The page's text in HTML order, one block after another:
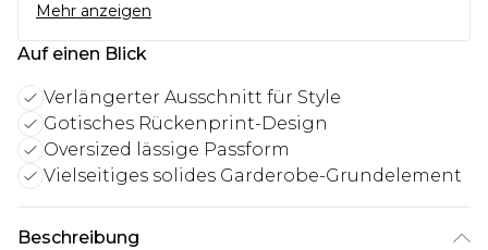
Mehr anzeigen
Auf einen Blick
Verlängerter Ausschnitt für Style
Gotisches Rückenprint-Design
Oversized lässige Passform
Vielseitiges solides Garderobe-Grundelement
Beschreibung